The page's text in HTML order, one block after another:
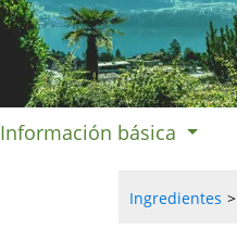
Información básica
Ingredientes